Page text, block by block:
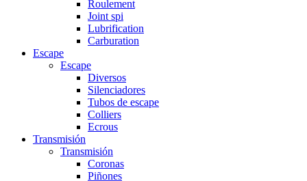
Roulement
Joint spi
Lubrification
Carburation
Escape
Escape
Diversos
Silenciadores
Tubos de escape
Colliers
Ecrous
Transmisión
Transmisión
Coronas
Piñones